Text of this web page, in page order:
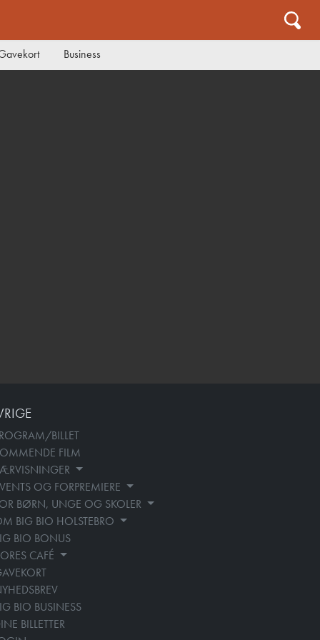
Business
BILLET
FILM
OG FORPREMIERE
BØRN, UNGE OG SKOLER
BIG BIO HOLSTEBRO
BIO BONUS
CAFÉ
BIO BUSINESS
BILLETTER